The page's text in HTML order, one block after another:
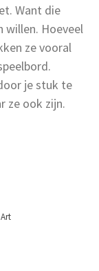
Want die
willen. Hoeveel
ze vooral
je stuk te
ze ook zijn.